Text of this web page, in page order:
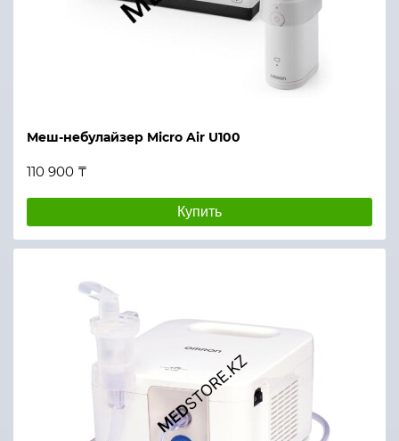
Меш-небулайзер Micro Air U100
110 900 ₸
Купить